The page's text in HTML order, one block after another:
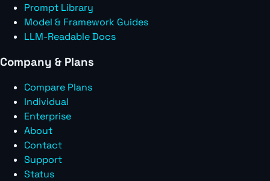
Prompt Library
Model & Framework Guides
LLM-Readable Docs
Company & Plans
Compare Plans
Individual
Enterprise
About
Contact
Support
Status